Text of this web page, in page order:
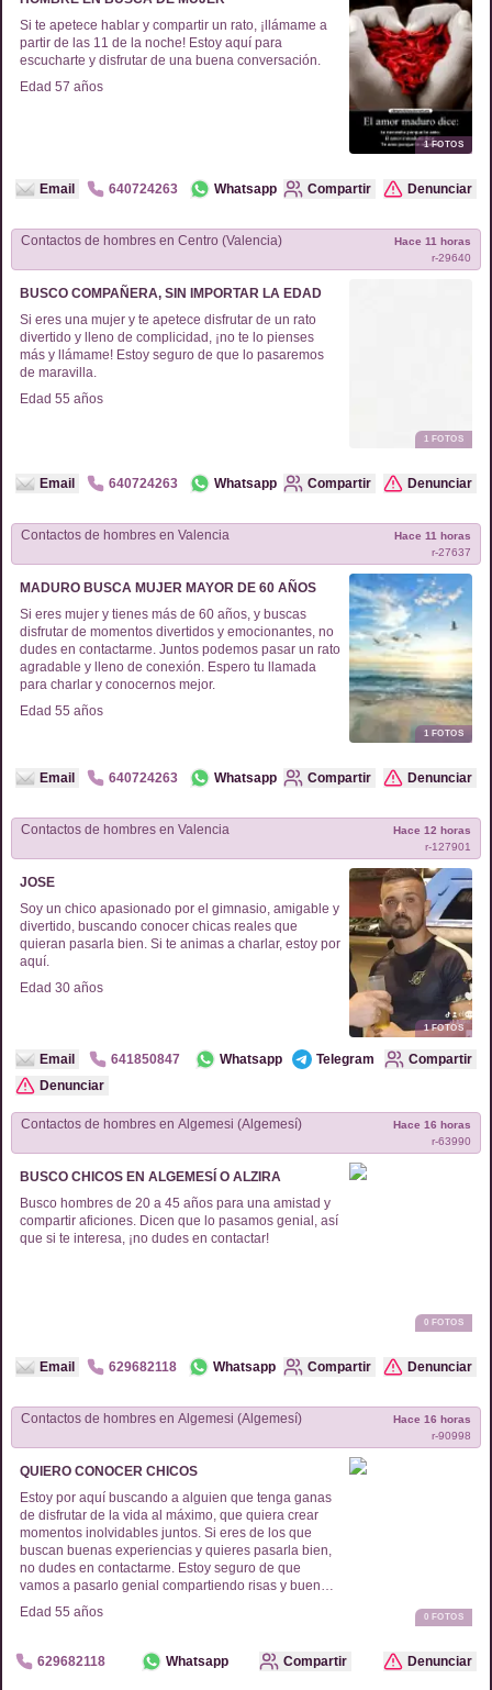
Si te apetece hablar y compartir un rato, ¡llámame a
partir de las 11 de la noche! Estoy aquí para
escucharte y disfrutar de una buena conversación.
Edad 57 años
1FOTOS
Email 640724263 Whatsapp Compartir Denunciar
Contactos de hombres en Centro (Valencia)
r-29640
Hace 11 horas
BUSCO COMPAÑERA, SIN IMPORTAR LA EDAD
Si eres una mujer y te apetece disfrutar de un rato
divertido y lleno de complicidad, ¡no te lo pienses
más y llámame! Estoy seguro de que lo pasaremos
de maravilla.
Edad 55 años
1 FOTOS
Email 640724263 Whatsapp Compartir Denunciar
Contactos de hombres en Valencia
r-27637
Hace 11 horas
MADURO BUSCA MUJER MAYOR DE 60 AÑOS
Si eres mujer y tienes más de 60 años, y buscas
disfrutar de momentos divertidos y emocionantes, no
dudes en contactarme. Juntos podemos pasar un rato
agradable y lleno de conexión. Espero tu llamada
para charlar y conocernos mejor.
Edad 55 años
1 FOTOS
Email 640724263 Whatsapp Compartir Denunciar
Contactos de hombres en Valencia
r-127901
Hace 12 horas
JOSE
Soy un chico apasionado por el gimnasio, amigable y
divertido, buscando conocer chicas reales que
quieran pasarla bien. Si te animas a charlar, estoy por
aquí.
Edad 30 años
1FOTOS
Email 641850847 Whatsapp Telegram
Compartir
Denunciar
Contactos de hombres en Algemesi (Algemesí)
r-63990
Hace 16 horas
BUSCO CHICOS EN ALGEMESÍ O ALZIRA
Busco hombres de 20 a 45 años para una amistad y
compartir aficiones. Dicen que lo pasamos genial, así
que si te interesa, ¡no dudes en contactar!
0 FOTOS
Email 629682118 Whatsapp Compartir Denunciar
Contactos de hombres en Algemesi (Algemesí)
r-90998
Hace 16 horas
QUIERO CONOCER CHICOS
Estoy por aquí buscando a alguien que tenga ganas
de disfrutar de la vida al máximo, que quiera crear
momentos inolvidables juntos. Si eres de los que
buscan buenas experiencias y quieres pasarla bien,
no dudes en contactarme. Estoy seguro de que
vamos a pasarlo genial compartiendo risas y buenos
recuerdos. ¡Espero tu mensaje!
Edad 55 años 0 FOTOS
629682118 Whatsapp Compartir Denunciar